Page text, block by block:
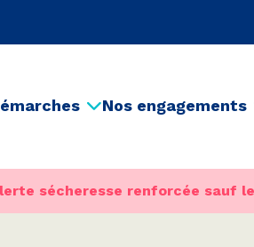
Nos engagements
sécheresse renforcée sauf